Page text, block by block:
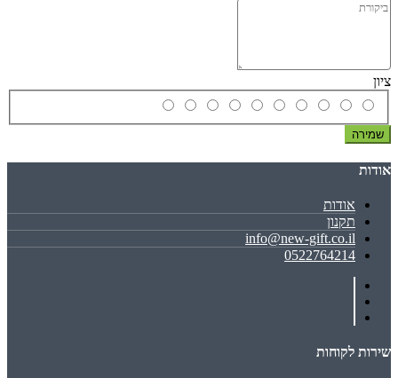
ציון
שמירה
אודות
אודות
תקנון
info@new-gift.co.il
0522764214
שירות לקוחות